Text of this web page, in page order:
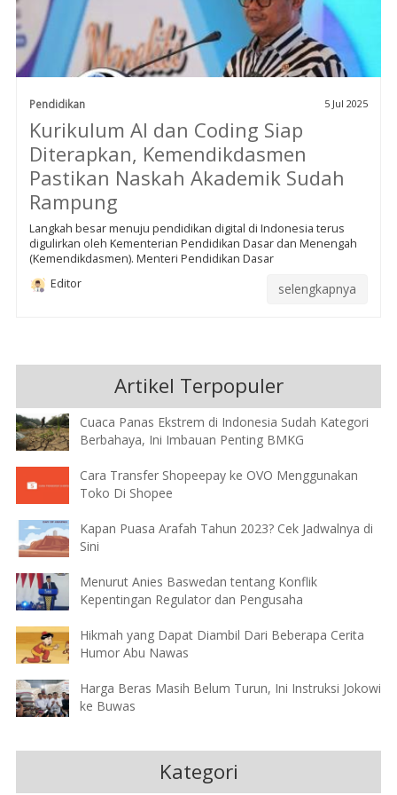
Pendidikan 5 Jul 2025
Kurikulum AI dan Coding Siap
Diterapkan, Kemendikdasmen
Pastikan Naskah Akademik Sudah
Rampung
Langkah besar menuju pendidikan digital di Indonesia terus
digulirkan oleh Kementerian Pendidikan Dasar dan Menengah
(Kemendikdasmen). Menteri Pendidikan Dasar
Editor
selengkapnya
Artikel Terpopuler
Cuaca Panas Ekstrem di Indonesia Sudah Kategori
Berbahaya, Ini Imbauan Penting BMKG
Cara Transfer Shopeepay ke OVO Menggunakan
Toko Di Shopee
Kapan Puasa Arafah Tahun 2023? Cek Jadwalnya di
Sini
Menurut Anies Baswedan tentang Konflik
Kepentingan Regulator dan Pengusaha
Hikmah yang Dapat Diambil Dari Beberapa Cerita
Humor Abu Nawas
Harga Beras Masih Belum Turun, Ini Instruksi Jokowi
ke Buwas
Kategori